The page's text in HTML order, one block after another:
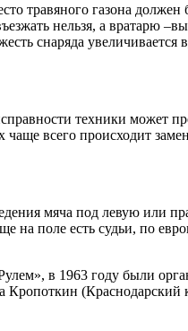
травяного газона должен
нельзя, а вратарю
снаряда увеличивается
техники может
чаще всего происходит
мяча под левую или
на поле есть судьи, по
в 1963 году были
Кропоткин